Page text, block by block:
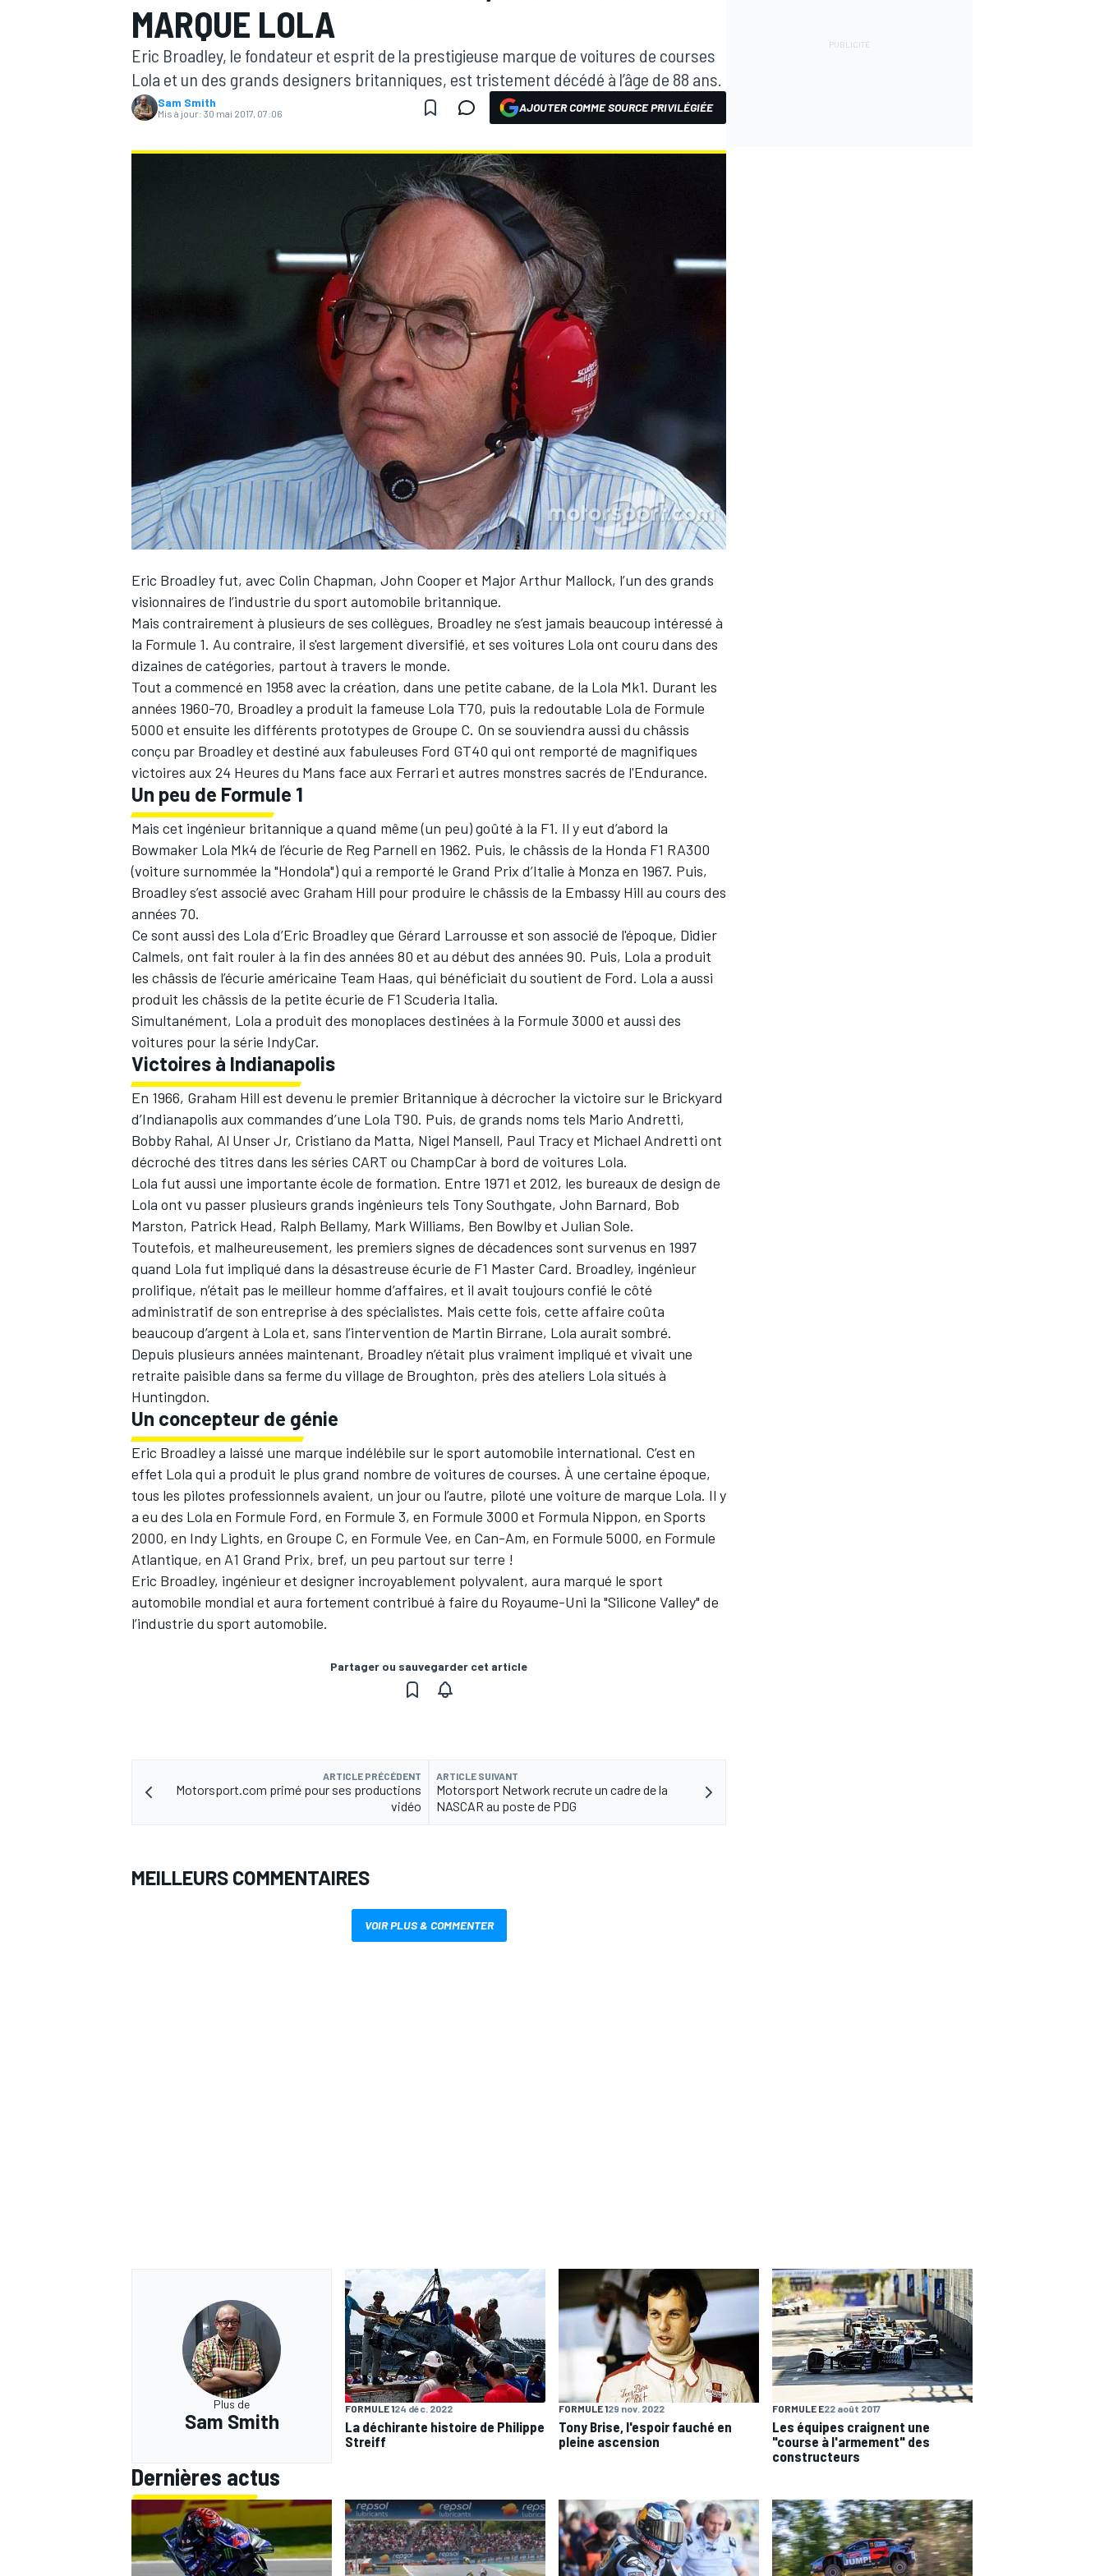
WEC
AUTRES CHAMPIONNATS
MARQUE LOLA
Eric Broadley, le fondateur et esprit de la prestigieuse marque de voitures de courses
Lola et un des grands designers britanniques, est tristement décédé à l’âge de 88 ans.
Sam Smith
Mis à jour: 30 mai 2017, 07:06 AJOUTER COMME SOURCE PRIVILÉGIÉE
Eric Broadley fut, avec Colin Chapman, John Cooper et Major Arthur Mallock, l’un des grands
visionnaires de l’industrie du sport automobile britannique.
Mais contrairement à plusieurs de ses collègues, Broadley ne s’est jamais beaucoup intéressé à
la Formule 1. Au contraire, il s'est largement diversifié, et ses voitures Lola ont couru dans des
dizaines de catégories, partout à travers le monde.
Tout a commencé en 1958 avec la création, dans une petite cabane, de la Lola Mk1. Durant les
années 1960-70, Broadley a produit la fameuse Lola T70, puis la redoutable Lola de Formule
5000 et ensuite les différents prototypes de Groupe C. On se souviendra aussi du châssis
conçu par Broadley et destiné aux fabuleuses Ford GT40 qui ont remporté de magnifiques
victoires aux 24 Heures du Mans face aux Ferrari et autres monstres sacrés de l'Endurance.
Un peu de Formule 1
Mais cet ingénieur britannique a quand même (un peu) goûté à la F1. Il y eut d’abord la
Bowmaker Lola Mk4 de l’écurie de Reg Parnell en 1962. Puis, le châssis de la Honda F1 RA300
(voiture surnommée la "Hondola") qui a remporté le Grand Prix d’Italie à Monza en 1967. Puis,
Broadley s’est associé avec Graham Hill pour produire le châssis de la Embassy Hill au cours des
années 70.
Ce sont aussi des Lola d’Eric Broadley que Gérard Larrousse et son associé de l'époque, Didier
Calmels, ont fait rouler à la fin des années 80 et au début des années 90. Puis, Lola a produit
les châssis de l’écurie américaine Team Haas, qui bénéficiait du soutient de Ford. Lola a aussi
produit les châssis de la petite écurie de F1 Scuderia Italia.
Simultanément, Lola a produit des monoplaces destinées à la Formule 3000 et aussi des
voitures pour la série IndyCar.
Victoires à Indianapolis
En 1966, Graham Hill est devenu le premier Britannique à décrocher la victoire sur le Brickyard
d’Indianapolis aux commandes d’une Lola T90. Puis, de grands noms tels Mario Andretti,
Bobby Rahal, Al Unser Jr, Cristiano da Matta, Nigel Mansell, Paul Tracy et Michael Andretti ont
décroché des titres dans les séries CART ou ChampCar à bord de voitures Lola.
Lola fut aussi une importante école de formation. Entre 1971 et 2012, les bureaux de design de
Lola ont vu passer plusieurs grands ingénieurs tels Tony Southgate, John Barnard, Bob
Marston, Patrick Head, Ralph Bellamy, Mark Williams, Ben Bowlby et Julian Sole.
Toutefois, et malheureusement, les premiers signes de décadences sont survenus en 1997
quand Lola fut impliqué dans la désastreuse écurie de F1 Master Card. Broadley, ingénieur
prolifique, n’était pas le meilleur homme d’affaires, et il avait toujours confié le côté
administratif de son entreprise à des spécialistes. Mais cette fois, cette affaire coûta
beaucoup d’argent à Lola et, sans l’intervention de Martin Birrane, Lola aurait sombré.
Depuis plusieurs années maintenant, Broadley n’était plus vraiment impliqué et vivait une
retraite paisible dans sa ferme du village de Broughton, près des ateliers Lola situés à
Huntingdon.
Un concepteur de génie
Eric Broadley a laissé une marque indélébile sur le sport automobile international. C’est en
effet Lola qui a produit le plus grand nombre de voitures de courses. À une certaine époque,
tous les pilotes professionnels avaient, un jour ou l’autre, piloté une voiture de marque Lola. Il y
a eu des Lola en Formule Ford, en Formule 3, en Formule 3000 et Formula Nippon, en Sports
2000, en Indy Lights, en Groupe C, en Formule Vee, en Can-Am, en Formule 5000, en Formule
Atlantique, en A1 Grand Prix, bref, un peu partout sur terre !
Eric Broadley, ingénieur et designer incroyablement polyvalent, aura marqué le sport
automobile mondial et aura fortement contribué à faire du Royaume-Uni la "Silicone Valley" de
l’industrie du sport automobile.
Partager ou sauvegarder cet article
ARTICLE PRÉCÉDENT
Motorsport.com primé pour ses productions
vidéo
ARTICLE SUIVANT
Motorsport Network recrute un cadre de la
NASCAR au poste de PDG
MEILLEURS COMMENTAIRES
VOIR PLUS & COMMENTER
Plus de
Sam Smith
FORMULE 124 déc. 2022
La déchirante histoire de Philippe
Streiff
FORMULE 129 nov. 2022
Tony Brise, l'espoir fauché en
pleine ascension
FORMULE E22 août 2017
Les équipes craignent une
"course à l'armement" des
constructeurs
Dernières actus